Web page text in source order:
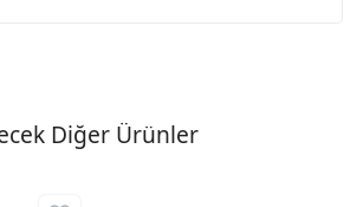
Diğer Ürünler